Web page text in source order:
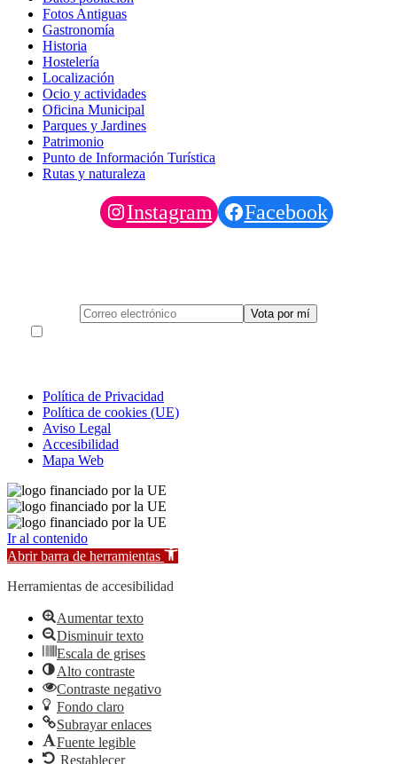
Fotos Antiguas
Gastronomía
Historia
Hostelería
Localización
Ocio y actividades
Oficina Municipal
Parques y Jardines
Patrimonio
Punto de Información Turística
Rutas y naturaleza
Instagram Facebook
Política de Privacidad
Política de cookies (UE)
Aviso Legal
Accesibilidad
Mapa Web
Ir al contenido
Abrir barra de herramientas
Herramientas de accesibilidad
Aumentar texto
Disminuir texto
Escala de grises
Alto contraste
Contraste negativo
Fondo claro
Subrayar enlaces
Fuente legible
Restablecer